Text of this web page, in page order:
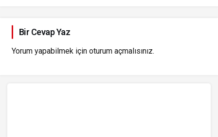
Bir Cevap Yaz
Yorum yapabilmek için oturum açmalısınız.